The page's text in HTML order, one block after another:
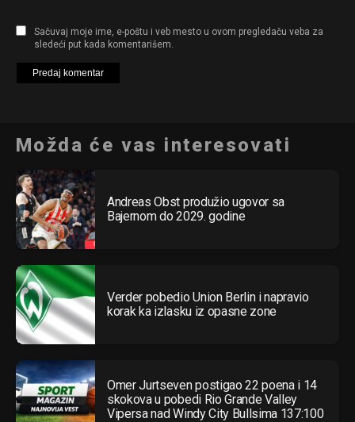
Sačuvaj moje ime, e-poštu i veb mesto u ovom pregledaču veba za
sledeći put kada komentarišem.
Možda će vas interesovati
Andreas Obst produžio ugovor sa
Bajernom do 2029. godine
Verder pobedio Union Berlin i napravio
korak ka izlasku iz opasne zone
Omer Jurtseven postigao 22 poena i 14
skokova u pobedi Rio Grande Valley
Vipersa nad Windy City Bullsima 137:100